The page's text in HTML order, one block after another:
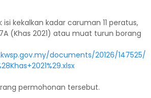
isi kekalkan kadar caruman 11 peratus,
(Khas 2021) atau muat turun borang
documents/20126/147525/
permohonan tersebut.